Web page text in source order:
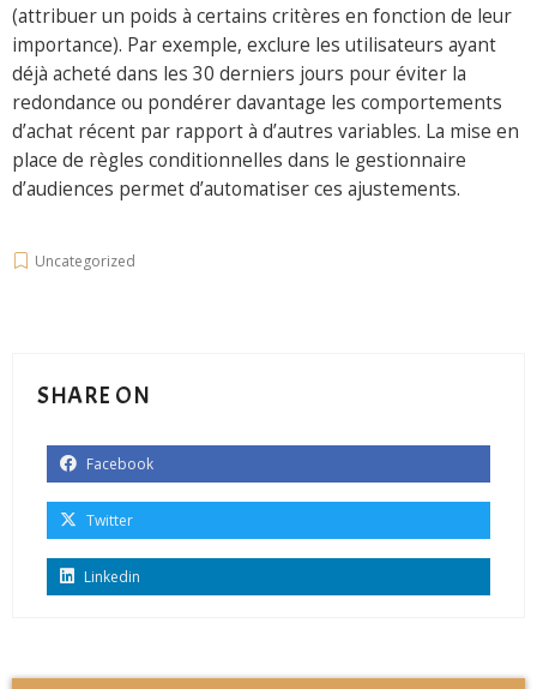
(attribuer un poids à certains critères en fonction de leur
importance). Par exemple, exclure les utilisateurs ayant
déjà acheté dans les 30 derniers jours pour éviter la
redondance ou pondérer davantage les comportements
d’achat récent par rapport à d’autres variables. La mise en
place de règles conditionnelles dans le gestionnaire
d’audiences permet d’automatiser ces ajustements.
Uncategorized
SHARE ON
Facebook
Twitter
Linkedin